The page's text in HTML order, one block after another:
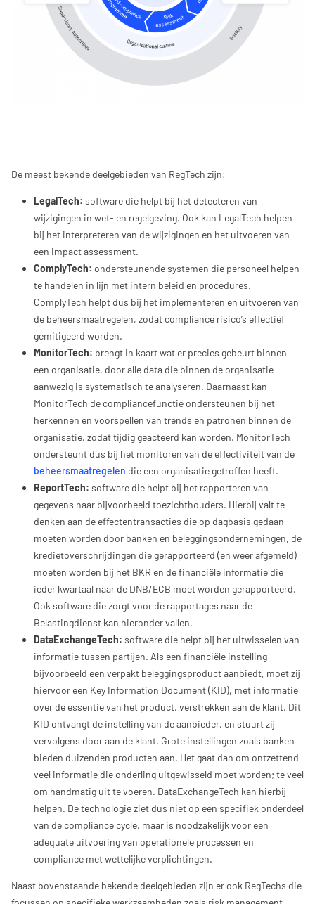
De meest bekende deelgebieden van RegTech zijn:
LegalTech: software die helpt bij het detecteren van
wijzigingen in wet- en regelgeving. Ook kan LegalTech helpen
bij het interpreteren van de wijzigingen en het uitvoeren van
een impact assessment.
ComplyTech: ondersteunende systemen die personeel helpen
te handelen in lijn met intern beleid en procedures.
ComplyTech helpt dus bij het implementeren en uitvoeren van
de beheersmaatregelen, zodat compliance risico’s effectief
gemitigeerd worden.
MonitorTech: brengt in kaart wat er precies gebeurt binnen
een organisatie, door alle data die binnen de organisatie
aanwezig is systematisch te analyseren. Daarnaast kan
MonitorTech de compliancefunctie ondersteunen bij het
herkennen en voorspellen van trends en patronen binnen de
organisatie, zodat tijdig geacteerd kan worden. MonitorTech
ondersteunt dus bij het monitoren van de effectiviteit van de
beheersmaatregelen die een organisatie getroffen heeft.
ReportTech: software die helpt bij het rapporteren van
gegevens naar bijvoorbeeld toezichthouders. Hierbij valt te
denken aan de effectentransacties die op dagbasis gedaan
moeten worden door banken en beleggingsondernemingen, de
kredietoverschrijdingen die gerapporteerd (en weer afgemeld)
moeten worden bij het BKR en de financiële informatie die
ieder kwartaal naar de DNB/ECB moet worden gerapporteerd.
Ook software die zorgt voor de rapportages naar de
Belastingdienst kan hieronder vallen.
DataExchangeTech: software die helpt bij het uitwisselen van
informatie tussen partijen. Als een financiële instelling
bijvoorbeeld een verpakt beleggingsproduct aanbiedt, moet zij
hiervoor een Key Information Document (KID), met informatie
over de essentie van het product, verstrekken aan de klant. Dit
KID ontvangt de instelling van de aanbieder, en stuurt zij
vervolgens door aan de klant. Grote instellingen zoals banken
bieden duizenden producten aan. Het gaat dan om ontzettend
veel informatie die onderling uitgewisseld moet worden; te veel
om handmatig uit te voeren. DataExchangeTech kan hierbij
helpen. De technologie ziet dus niet op een specifiek onderdeel
van de compliance cycle, maar is noodzakelijk voor een
adequate uitvoering van operationele processen en
compliance met wettelijke verplichtingen.
Naast bovenstaande bekende deelgebieden zijn er ook RegTechs die